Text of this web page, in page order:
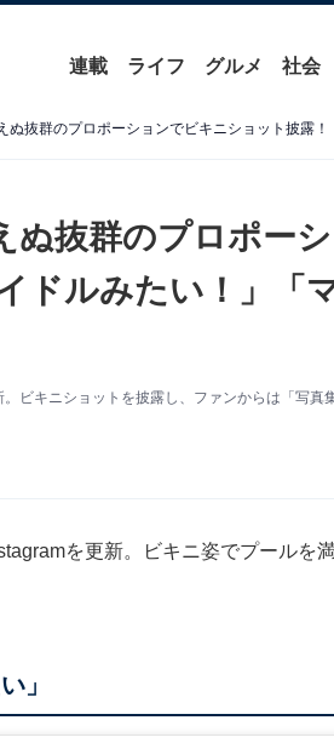
連載 ライフ グルメ 社会
ぬ抜群のプロポー
ドルみたい！」「
ビキニショットを披露し、ファンからは「写真
を更新。ビキニ姿でプールを
」